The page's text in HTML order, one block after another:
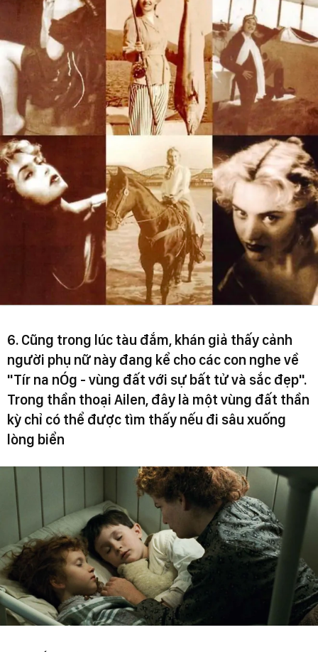
6. Cũng trong lúc tàu đắm, khán giả thấy cảnh
người phụ nữ này đang kể cho các con nghe về
"Tír na nÓg - vùng đất với sự bất tử và sắc đẹp".
Trong thần thoại Ailen, đây là một vùng đất thần
kỳ chỉ có thể được tìm thấy nếu đi sâu xuống
lòng biển